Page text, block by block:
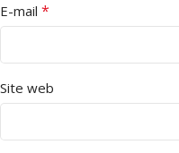
E-mail *
Site web